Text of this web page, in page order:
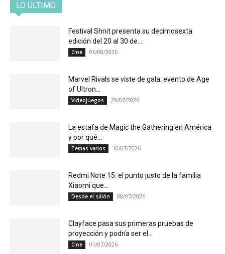
LO ÚLTIMO
Festival Shnit presenta su decimosexta
edición del 20 al 30 de...
Cine 06/08/2026
Marvel Rivals se viste de gala: evento de Age
of Ultron...
Videojuegos 29/07/2026
La estafa de Magic the Gathering en América
y por qué...
Temas varios 10/07/2026
Redmi Note 15: el punto justo de la familia
Xiaomi que...
Desde el sillón 08/07/2026
Clayface pasa sus primeras pruebas de
proyección y podría ser el...
Cine 01/07/2026